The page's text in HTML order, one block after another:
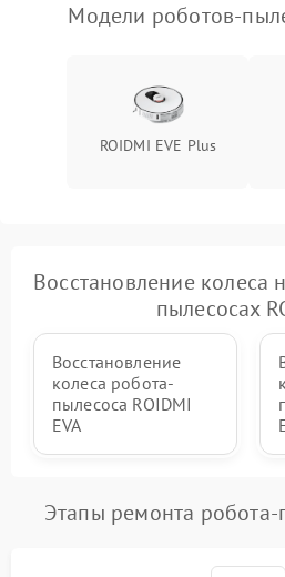
Модели роботов-
ROIDMI EVE Plus
Восстановление колеса
пылесосах
Восстановление
колеса робота-
пылесоса ROIDMI
EVA
Этапы ремонта робота-